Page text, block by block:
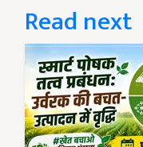
Read next